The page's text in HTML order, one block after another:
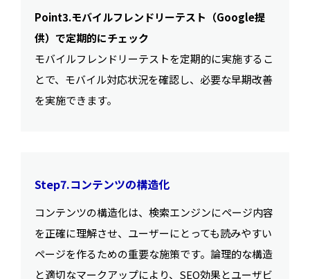
Point3.モバイルフレンドリーテスト（Google提
供）で定期的にチェック
モバイルフレンドリーテストを定期的に実施するこ
とで、モバイル対応状況を確認し、必要な早期改善
を実施できます。
Step7.コンテンツの構造化
コンテンツの構造化は、検索エンジンにページ内容
を正確に理解させ、ユーザーにとっても読みやすい
ページを作るための重要な施策です。論理的な構造
と適切なマークアップにより、SEO効果とユーザビ